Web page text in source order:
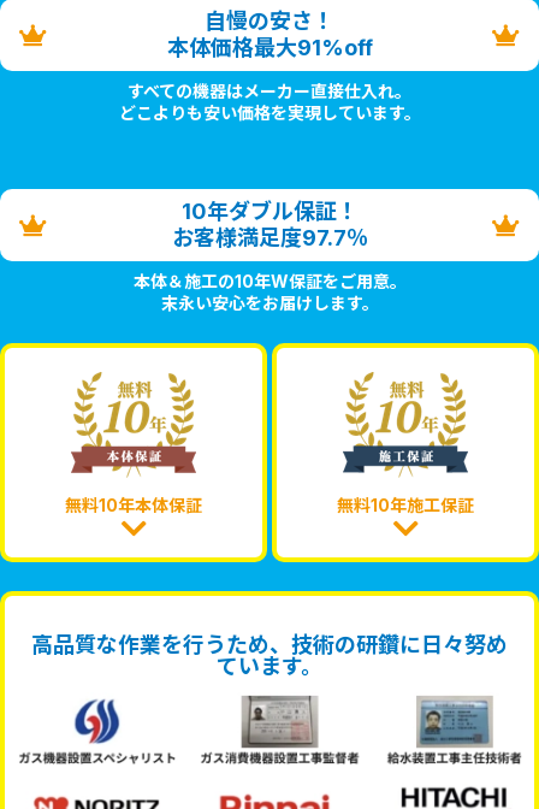
自慢の安さ！
本体価格最大91%off
すべての機器はメーカー直接仕入れ。
どこよりも安い価格を実現しています。
10年ダブル保証！
お客様満足度97.7％
本体＆施工の10年W保証をご用意。
末永い安心をお届けします。
無料10年本体保証 無料10年施工保証
高品質な作業を行うため、技術の研鑽に日々努め
ています。